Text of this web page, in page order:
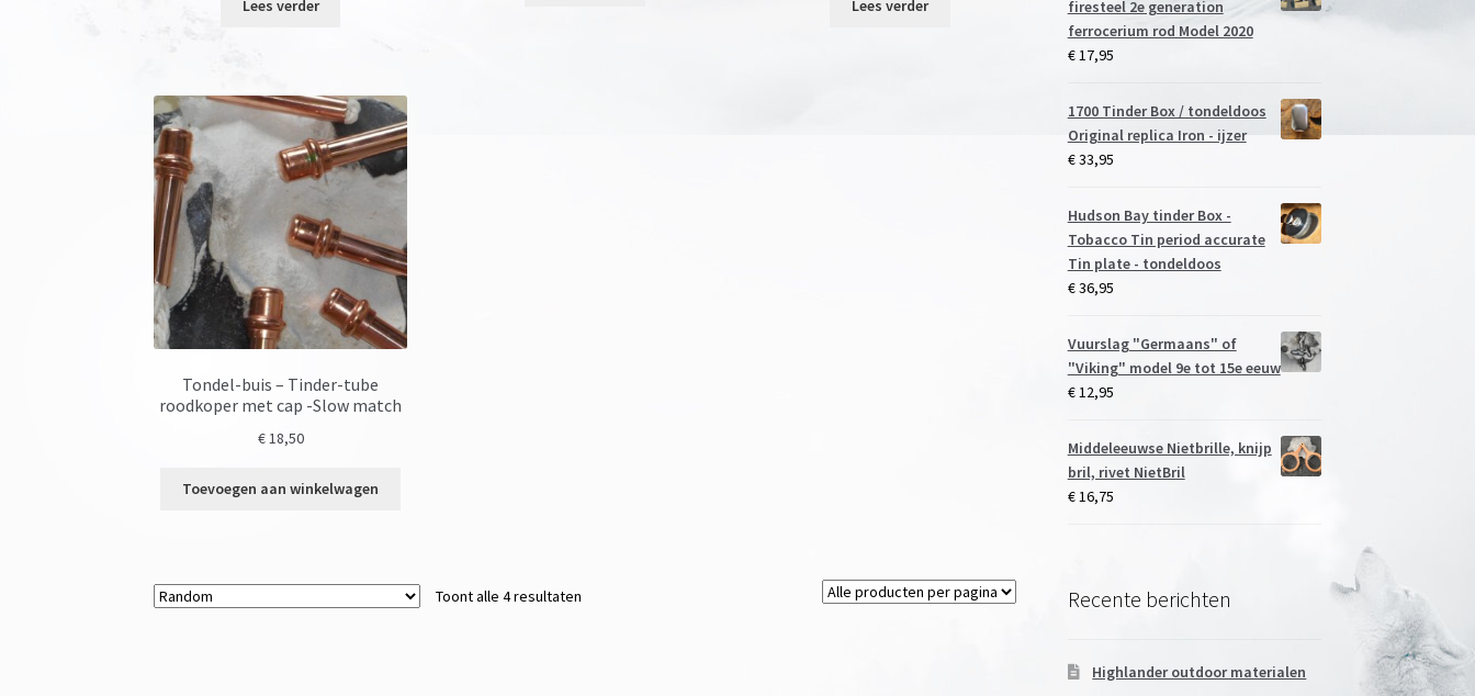
Lees verder Lees verder
Tondel-buis – Tinder-tube
roodkoper met cap -Slow match
€18,50
Toevoegen aan winkelwagen
Toont alle 4 resultaten
firesteel 2e generation
ferrocerium rod Model 2020
€17,95
1700 Tinder Box / tondeldoos
Original replica Iron - ijzer
€33,95
Hudson Bay tinder Box -
Tobacco Tin period accurate
Tin plate - tondeldoos
€36,95
Vuurslag "Germaans" of
"Viking" model 9e tot 15e eeuw
€12,95
Middeleeuwse Nietbrille, knijp
bril, rivet NietBril
€16,75
Recente berichten
Highlander outdoor materialen